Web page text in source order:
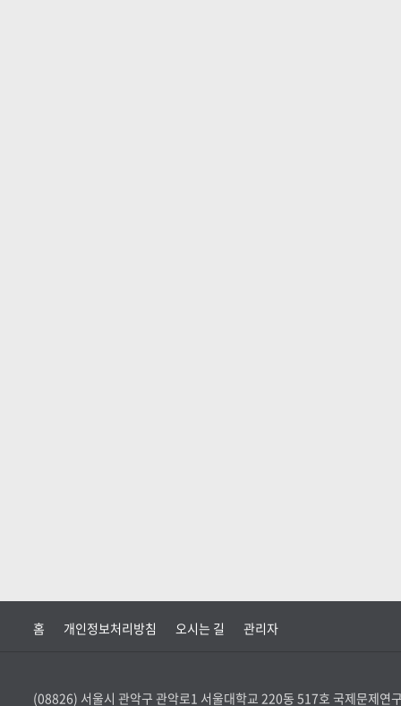
홈 개인정보처리방침 오시는 길 관리자
(08826) 서울시 관악구 관악로1 서울대학교 220동 517호 국제문제연